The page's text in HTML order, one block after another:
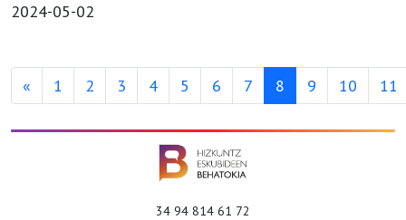
2024-05-02
« 1 2 3 4 5 6 7 8 9 10 11
34 94 814 61 72